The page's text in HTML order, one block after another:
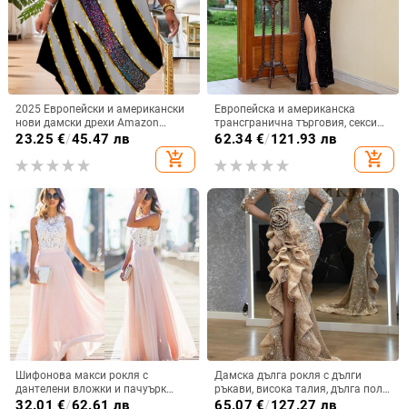
2025 Европейски и американски
нови дамски дрехи Amazon
Двойна презрамка с лятна
ежедневна асиметрична рокля с
кръгло деколте
23.25 €/45.47 лв
add_shopping_cart
Европейска и американска
трансгранична търговия, секси
рокля с висок цепка и пайети,
презрамки, модна вечерна рокля,
62.34€/121.93 лв
add_shopping_cart
Шифонова макси рокля с
дантелени вложки и пачуърк
детайл, А-образна силуета,
32.01 €/62.61 лв
Дамска дълга рокля с дълги
ръкави, висока талия, дълга пола,
полиестер 95%+
65.07 €/127.27 лв